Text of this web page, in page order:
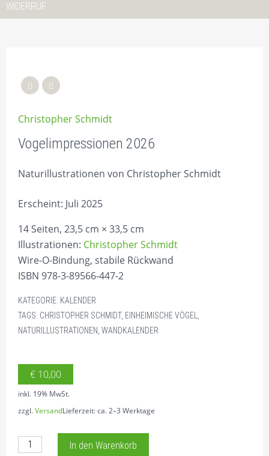
WIDERRUF
Christopher Schmidt
Vogelimpressionen 2026
Naturillustrationen von Christopher Schmidt
Erscheint: Juli 2025
14 Seiten, 23,5 cm × 33,5 cm
Illustrationen: Christopher Schmidt
Wire-O-Bindung, stabile Rückwand
ISBN 978-3-89566-447-2
KATEGORIE: KALENDER
TAGS: CHRISTOPHER SCHMIDT, EINHEIMISCHE VÖGEL
NATURILLUSTRATIONEN WANDKALENDER
€ 10,00
inkl. 19% MwSt.
zzgl.VersandLieferzeit: ca. 2–3 Werktage
Vogelimpressionen 2026 Menge
In den Warenkorb